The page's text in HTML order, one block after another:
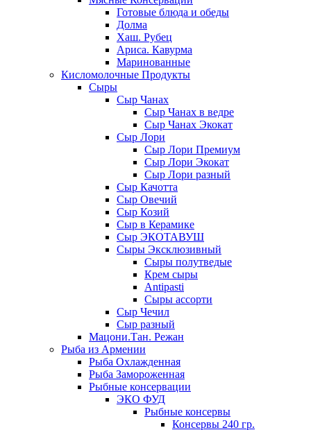
Готовые блюда и обеды
Долма
Хаш. Рубец
Ариса. Кавурма
Маринованные
Кисломолочные Продукты
Сыры
Сыр Чанах
Сыр Чанах в ведре
Сыр Чанах Экокат
Сыр Лори
Сыр Лори Премиум
Сыр Лори Экокат
Сыр Лори разный
Сыр Качотта
Сыр Овечий
Сыр Козий
Сыр в Керамике
Сыр ЭКОТАВУШ
Сыры Эксклюзивный
Сыры полутведые
Крем сыры
Antipasti
Сыры ассорти
Сыр Чечил
Сыр разный
Мацони.Тан. Режан
Рыба из Армении
Рыба Охлажденная
Рыба Замороженная
Рыбные консервации
ЭКО ФУД
Рыбные консервы
Консервы 240 гр.